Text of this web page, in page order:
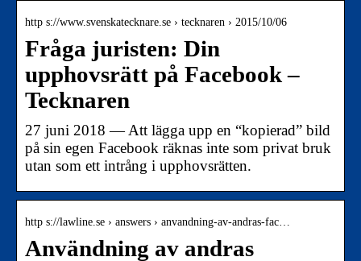
http s://www.svenskatecknare.se › tecknaren › 2015/10/06
Fråga juristen: Din
upphovsrätt på Facebook –
Tecknaren
27 juni 2018 — Att lägga upp en “kopierad” bild
på sin egen Facebook räknas inte som privat bruk
utan som ett intrång i upphovsrätten.
http s://lawline.se › answers › anvandning-av-andras-fac…
Användning av andras